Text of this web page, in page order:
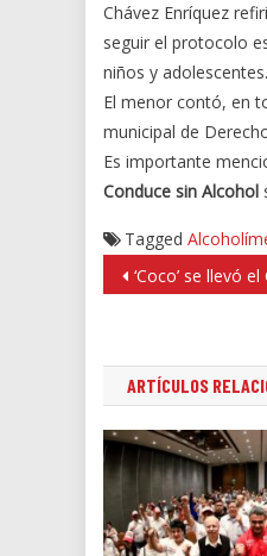
Chávez Enríquez
seguir el protocolo
niños y adolescentes.
El menor contó, en
municipal de
Es importante
Conduce sin Alcohol
Tagged
Navegación
de
‘Coco’ se llevó el Globo de Oro como Mejor
ARTÍCULOS